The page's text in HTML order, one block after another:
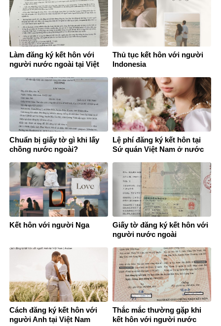
Làm đăng ký kết hôn với
người nước ngoài tại Việt
Thủ tục kết hôn với người
Indonesia
Chuẩn bị giấy tờ gì khi lấy
chồng nước ngoài?
Lệ phí đăng ký kết hôn tại
Sứ quán Việt Nam ở nước
Kết hôn với người Nga
Giấy tờ đăng ký kết hôn với
người nước ngoài
Cách đăng ký kết hôn với
người Anh tại Việt Nam
Thắc mắc thường gặp khi
kết hôn với người nước